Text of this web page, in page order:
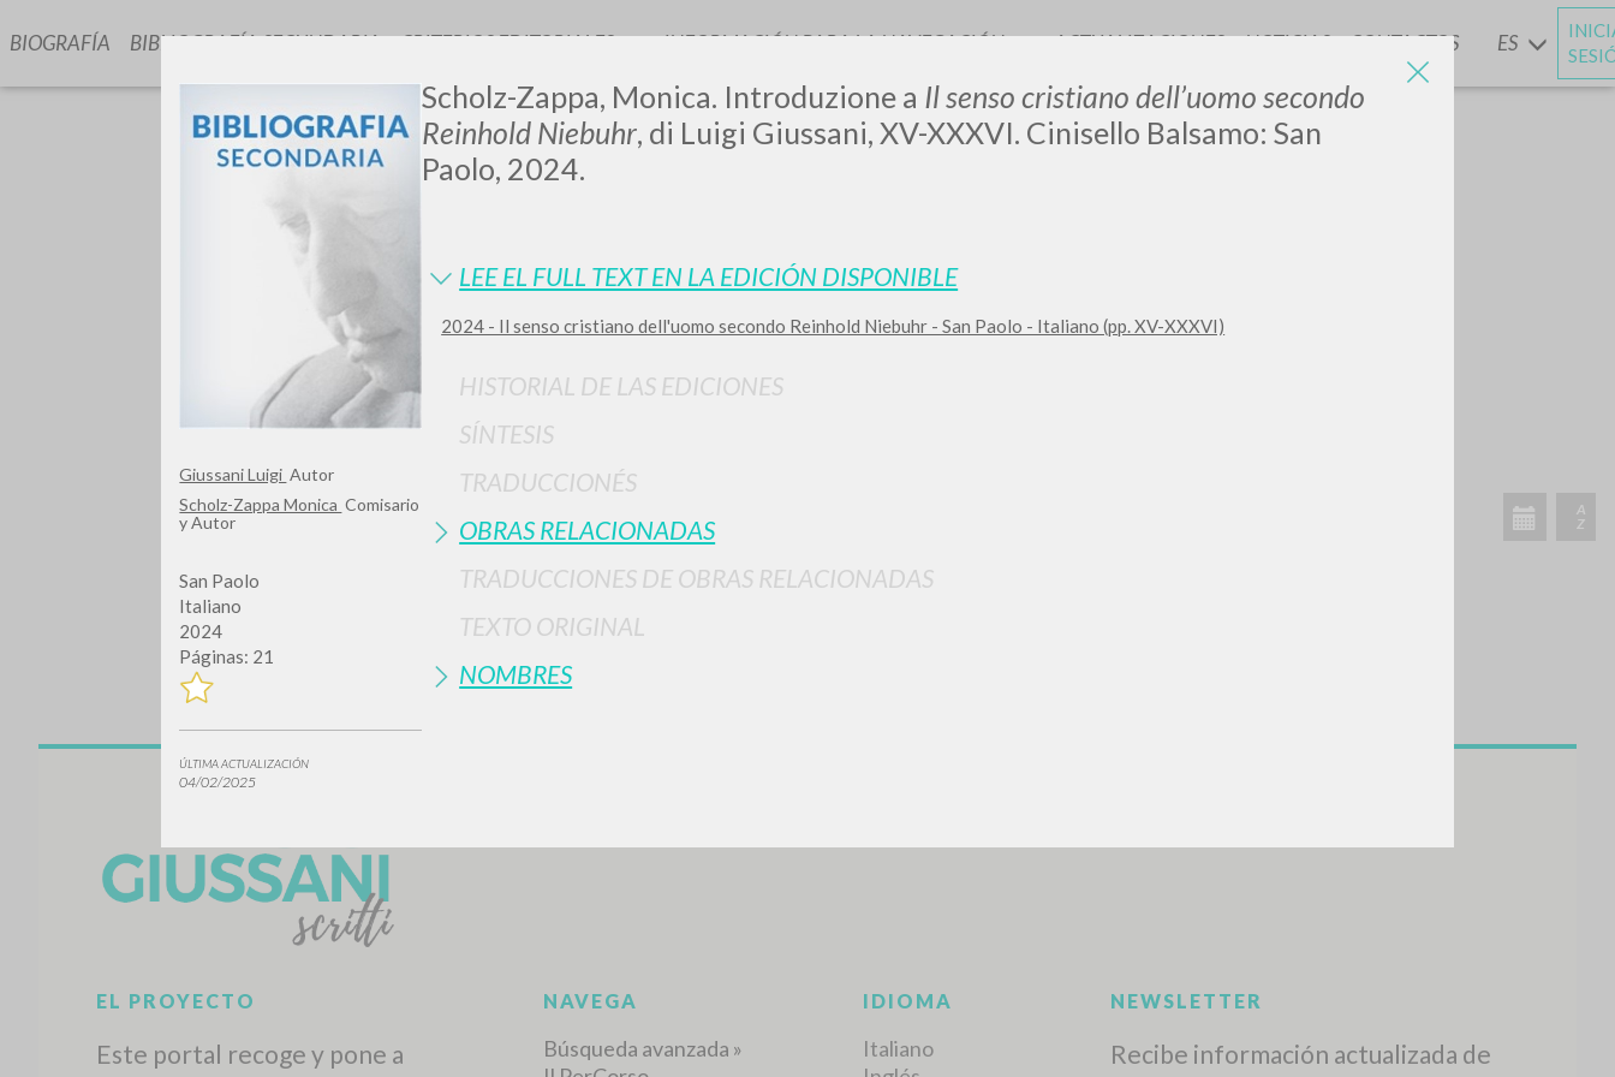
Giussani Luigi Autor
Scholz-Zappa Monica Comisario
y Autor
San Paolo
Italiano
2024
Páginas: 21
ÚLTIMA ACTUALIZACIÓN
04/02/2025
Scholz-Zappa, Monica. Introduzione a Il senso cristiano dell’uomo secondo
Reinhold Niebuhr, di Luigi Giussani, XV-XXXVI. Cinisello Balsamo: San
Paolo, 2024.
LEE EL FULL TEXT EN LA EDICIÓN DISPONIBLE
2024 - Il senso cristiano dell'uomo secondo Reinhold Niebuhr - San Paolo - Italiano (pp. XV-XXXVI)
HISTORIAL DE LAS EDICIONES
SÍNTESIS
TRADUCCIONÉS
OBRAS RELACIONADAS
TRADUCCIONES DE OBRAS RELACIONADAS
TEXTO ORIGINAL
NOMBRES
LUIGI
GIUSSANI
scritti
BIOGRAFÍA BIBLIOGRAFÍA SECUNDARIA CRITERIOS EDITORIALES INFORMACIÓN PARA LA NAVEGACIÓN ACTUALIZACIONESYNOTICIAS CONTACTOS ES
0DOCUMENTOS ENCONTRADOS
TIPOLOGÍA